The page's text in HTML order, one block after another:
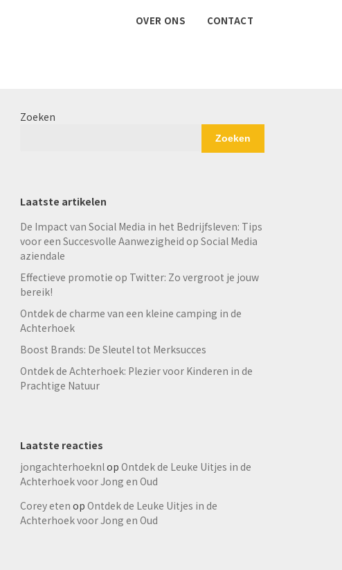
OVER ONS CONTACT
Zoeken
Zoeken
Laatste artikelen
De Impact van Social Media in het Bedrijfsleven: Tips
voor een Succesvolle Aanwezigheid op Social Media
aziendale
Effectieve promotie op Twitter: Zo vergroot je jouw
bereik!
Ontdek de charme van een kleine camping in de
Achterhoek
Boost Brands: De Sleutel tot Merksucces
Ontdek de Achterhoek: Plezier voor Kinderen in de
Prachtige Natuur
Laatste reacties
jongachterhoeknlop Ontdek de Leuke Uitjes in de
Achterhoek voor Jong en Oud
Corey eten op Ontdek de Leuke Uitjes in de
Achterhoek voor Jong en Oud